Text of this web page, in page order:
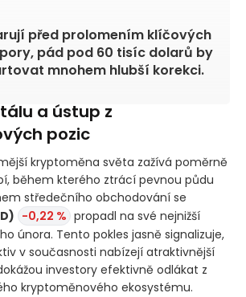
před prolomením klíčových
pád pod 60 tisíc dolarů by
mnohem hlubší korekci.
a ústup z
pozic
kryptoměna světa zažívá poměrně
během kterého ztrácí pevnou půdu
středečního obchodování se
-0,22 % propadl na své nejnižší
února. Tento pokles jasně signalizuje,
v současnosti nabízejí atraktivnější
investory efektivně odlákat z
kryptoměnového ekosystému.